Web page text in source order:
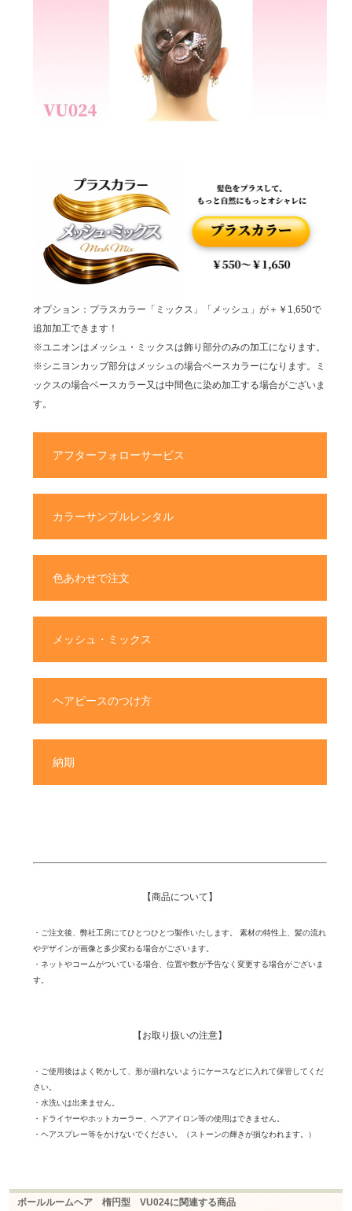
オプション：プラスカラー「ミックス」「メッシュ」が＋￥1,650で
追加加工できます！
※ユニオンはメッシュ・ミックスは飾り部分のみの加工になります。
※シニヨンカップ部分はメッシュの場合ベースカラーになります。ミ
ックスの場合ベースカラー又は中間色に染め加工する場合がございま
す。
アフターフォローサービス
カラーサンプルレンタル
色あわせで注文
メッシュ・ミックス
ヘアピースのつけ方
納期
【商品について】
・ご注文後、弊社工房にてひとつひとつ製作いたします。 素材の特性上、髪の流れ
やデザインが画像と多少変わる場合がございます。
・ネットやコームがついている場合、位置や数が予告なく変更する場合がございま
す。
【お取り扱いの注意】
・ご使用後はよく乾かして、形が崩れないようにケースなどに入れて保管してくだ
さい。
・水洗いは出来ません。
・ドライヤーやホットカーラー、ヘアアイロン等の使用はできません。
・ヘアスプレー等をかけないでください。（ストーンの輝きが損なわれます。）
ボールルームヘア 楕円型 VU024に関連する商品